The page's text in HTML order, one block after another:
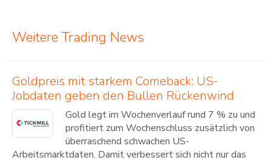
Weitere Trading News
Goldpreis mit starkem Comeback: US-
Jobdaten geben den Bullen Rückenwind
Gold legt im Wochenverlauf rund 7 % zu und
profitiert zum Wochenschluss zusätzlich von
überraschend schwachen US-
Arbeitsmarktdaten. Damit verbessert sich nicht nur das